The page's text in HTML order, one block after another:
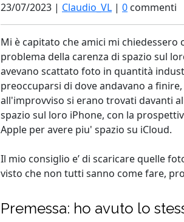
23/07/2023 | Claudio_VL | 0 commenti
Mi è capitato che amici mi chiedessero
problema della carenza di spazio sul
avevano scattato foto in quantità
preoccuparsi di dove andavano a finire,
all'improvviso si erano trovati davanti
spazio sul loro iPhone, con la
Apple per avere piu' spazio su iCloud.
Il mio consiglio e’ di scaricare quelle
visto che non tutti sanno come fare,
Premessa: ho avuto lo